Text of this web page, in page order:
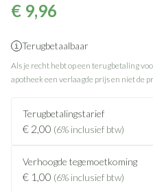
€ 9,96
Terugbetaalbaar
Als je recht hebt op een terugbetaling
apotheek een verlaagde prijs en niet de
Terugbetalingstarief
€ 2,00 (6% inclusief btw)
Verhoogde tegemoetkoming
€ 1,00 (6% inclusief btw)